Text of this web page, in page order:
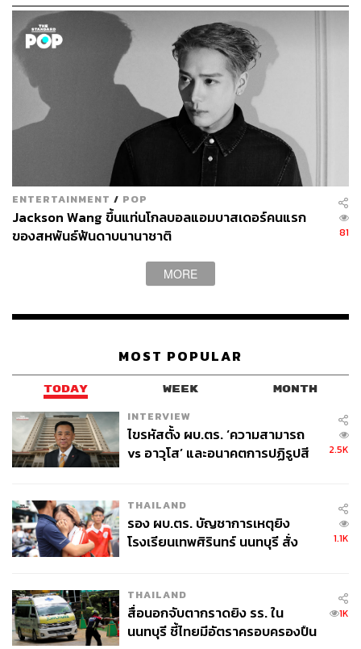
ENTERTAINMENT / POP
Jackson Wang ขึ้นแท่นโกลบอลแอมบาสเดอร์คนแรก
ของสหพันธ์ฟันดาบนานาชาติ
81
MORE
MOST POPULAR
TODAY WEEK MONTH
INTERVIEW
ไขรหัสตั้ง ผบ.ตร. ‘ความสามารถ
vs อาวุโส’ และอนาคตการปฏิรูปสี
2.5K
THAILAND
รอง ผบ.ตร. บัญชาการเหตุยิง
โรงเรียนเทพศิรินทร์ นนทบุรี สั่ง
1.1K
THAILAND
สื่อนอกจับตากราดยิง รร. ใน
นนทบุรี ชี้ไทยมีอัตราครอบครองปืน
1K